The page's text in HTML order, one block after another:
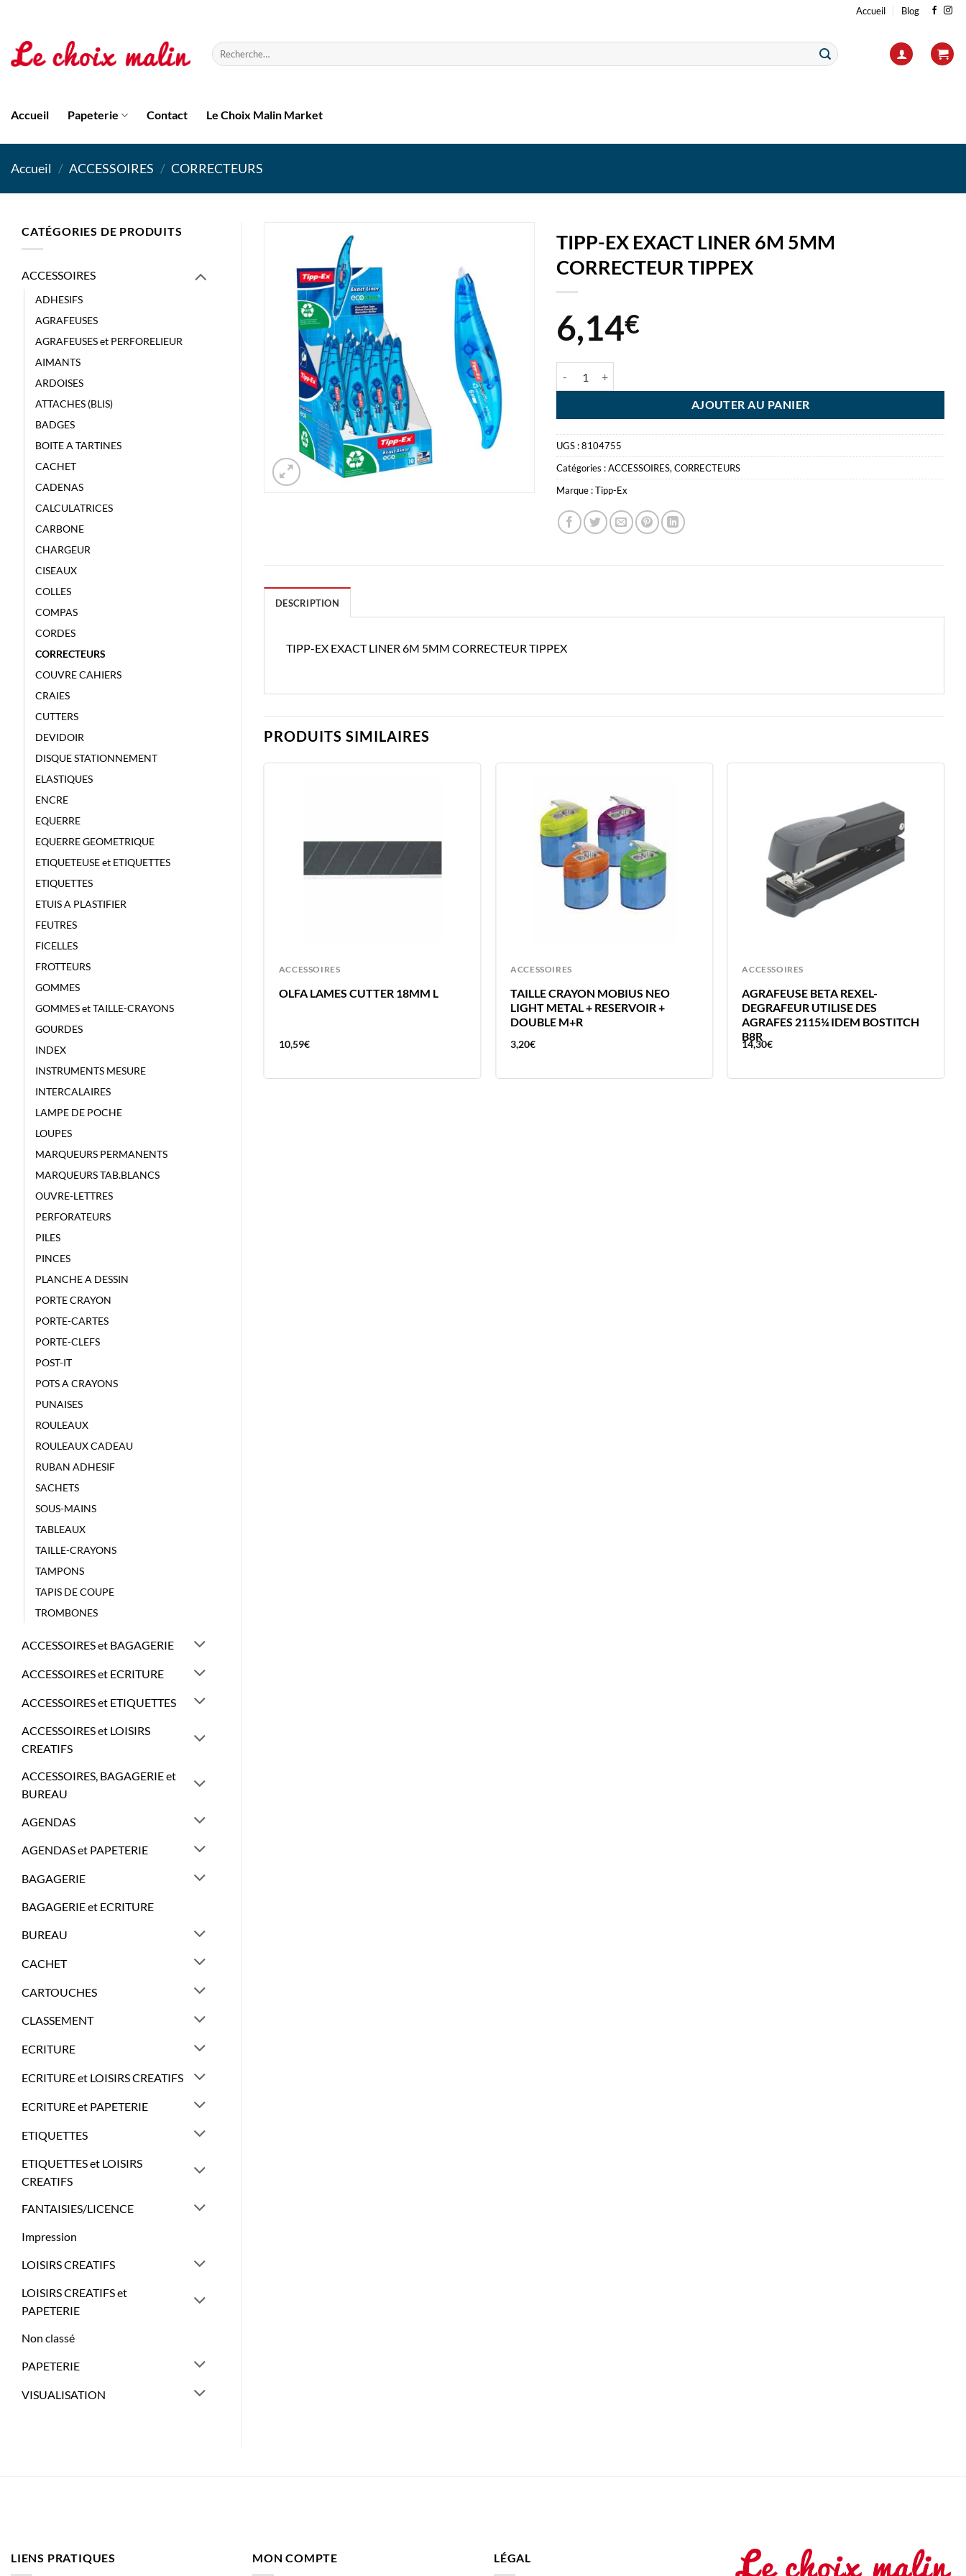
contenu
Accueil Blog
Recherche
pour :
Accueil Papeterie Contact Le Choix Malin Market
Accueil / ACCESSOIRES / CORRECTEURS
CATÉGORIES DE PRODUITS
ACCESSOIRES
ADHESIFS
AGRAFEUSES
AGRAFEUSES et PERFORELIEUR
AIMANTS
ARDOISES
ATTACHES (BLIS)
BADGES
BOITE A TARTINES
CACHET
CADENAS
CALCULATRICES
CARBONE
CHARGEUR
CISEAUX
COLLES
COMPAS
CORDES
CORRECTEURS
COUVRE CAHIERS
CRAIES
CUTTERS
DEVIDOIR
DISQUE STATIONNEMENT
ELASTIQUES
ENCRE
EQUERRE
EQUERRE GEOMETRIQUE
ETIQUETEUSE et ETIQUETTES
ETIQUETTES
ETUIS A PLASTIFIER
FEUTRES
FICELLES
FROTTEURS
GOMMES
GOMMES et TAILLE-CRAYONS
GOURDES
INDEX
INSTRUMENTS MESURE
INTERCALAIRES
LAMPE DE POCHE
LOUPES
MARQUEURS PERMANENTS
MARQUEURS TAB.BLANCS
OUVRE-LETTRES
PERFORATEURS
PILES
PINCES
PLANCHE A DESSIN
PORTE CRAYON
PORTE-CARTES
PORTE-CLEFS
POST-IT
POTS A CRAYONS
PUNAISES
ROULEAUX
ROULEAUX CADEAU
RUBAN ADHESIF
SACHETS
SOUS-MAINS
TABLEAUX
TAILLE-CRAYONS
TAMPONS
TAPIS DE COUPE
TROMBONES
ACCESSOIRES et BAGAGERIE
ACCESSOIRES et ECRITURE
ACCESSOIRES et ETIQUETTES
ACCESSOIRES et LOISIRS
CREATIFS
ACCESSOIRES, BAGAGERIE et
BUREAU
AGENDAS
AGENDAS et PAPETERIE
BAGAGERIE
BAGAGERIE et ECRITURE
BUREAU
CACHET
CARTOUCHES
CLASSEMENT
ECRITURE
ECRITURE et LOISIRS CREATIFS
ECRITURE et PAPETERIE
ETIQUETTES
ETIQUETTES et LOISIRS
CREATIFS
FANTAISIES/LICENCE
Impression
LOISIRS CREATIFS
LOISIRS CREATIFS et
PAPETERIE
Non classé
PAPETERIE
VISUALISATION
TIPP-EX EXACT LINER 6M 5MM
CORRECTEUR TIPPEX
6,14€
AJOUTER AU PANIER
UGS :8104755
Catégories :ACCESSOIRES,CORRECTEURS
Marque :Tipp-Ex
DESCRIPTION
TIPP-EX EXACT LINER 6M 5MM CORRECTEUR TIPPEX
PRODUITS SIMILAIRES
ACCESSOIRES
OLFA LAMES CUTTER 18MM L
10,59€
ACCESSOIRES
TAILLE CRAYON MOBIUS NEO
LIGHT METAL + RESERVOIR +
DOUBLE M+R
3,20€
ACCESSOIRES
AGRAFEUSE BETA REXEL-
DEGRAFEUR UTILISE DES
AGRAFES 2115¼ IDEM BOSTITCH
B8R
14,30€
ACCESSOIRES
MOBIUS TC BOITIER ELLIPTIC M+R
TAILLE METAL RESERVOIR
3,09
LIENS PRATIQUES MON COMPTE LÉGAL